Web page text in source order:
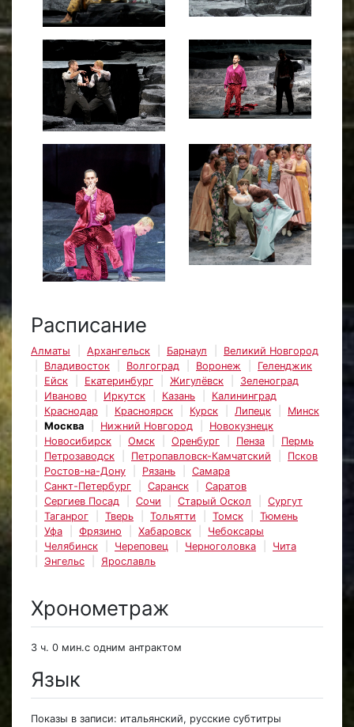
Расписание
Алматы Архангельск Барнаул
Великий Новгород
Владивосток
Волгоград Воронеж
Геленджик
Ейск
Екатеринбург Жигулёвск
Зеленоград
Иваново
Иркутск Казань
Калининград
Краснодар
Красноярск Курск Липецк
Минск
Москва
Нижний Новгород
Новокузнецк
Новосибирск
Омск Оренбург Пенза
Пермь
Петрозаводск
Петропавловск-Камчатский
Псков
Ростов-на-Дону
Рязань
Самара
Санкт-Петербург
Саранск
Саратов
Сергиев Посад
Сочи Старый Оскол
Сургут
Таганрог
Тверь Тольятти Томск
Тюмень
Уфа
Фрязино Хабаровск
Чебоксары
Челябинск
Череповец Черноголовка
Чита
Энгельс
Ярославль
Хронометраж
3 ч. 0 мин.с одним антрактом
Язык
Показы в записи: итальянский, русские субтитры